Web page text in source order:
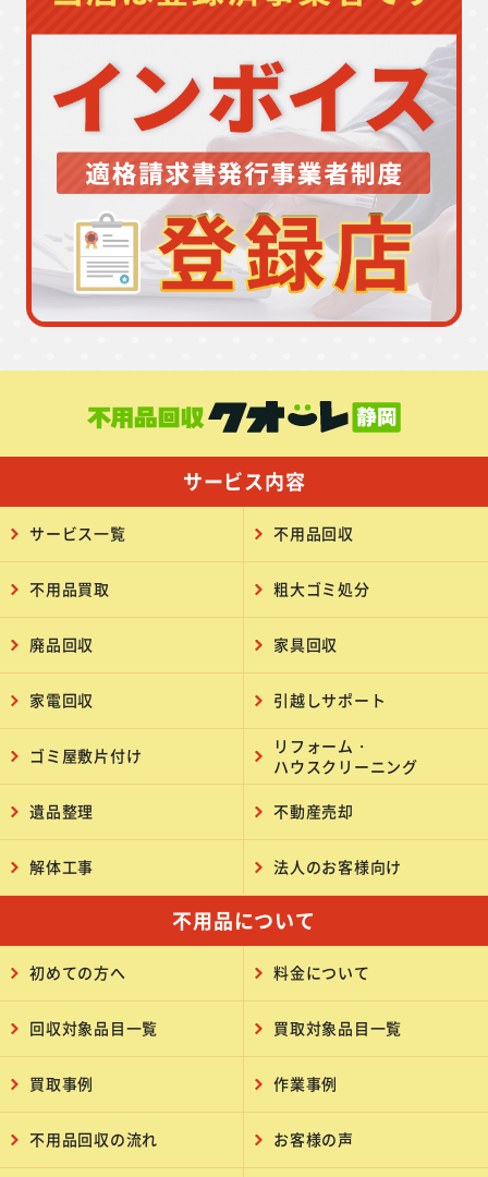
サービス内容
サービス一覧 不用品回収
不用品買取 粗大ゴミ処分
廃品回収 家具回収
家電回収 引越しサポート
ゴミ屋敷片付け
リフォーム・
ハウスクリーニング
遺品整理 不動産売却
解体工事 法人のお客様向け
不用品について
初めての方へ 料金について
回収対象品目一覧 買取対象品目一覧
買取事例 作業事例
不用品回収の流れ お客様の声